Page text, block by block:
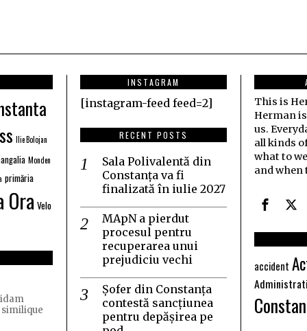
Ilie Bolojan
Monden
primăria
Velo
similique
INSTAGRAM
[instagram-feed feed=2]
RECENT POSTS
Sala Polivalentă din
Constanța va fi
finalizată în iulie 2027
MApN a pierdut
procesul pentru
recuperarea unui
prejudiciu vechi
Șofer din Constanța
contestă sancțiunea
pentru depășirea pe
This is
Herman
us.
all kinds
what to
and when
accident